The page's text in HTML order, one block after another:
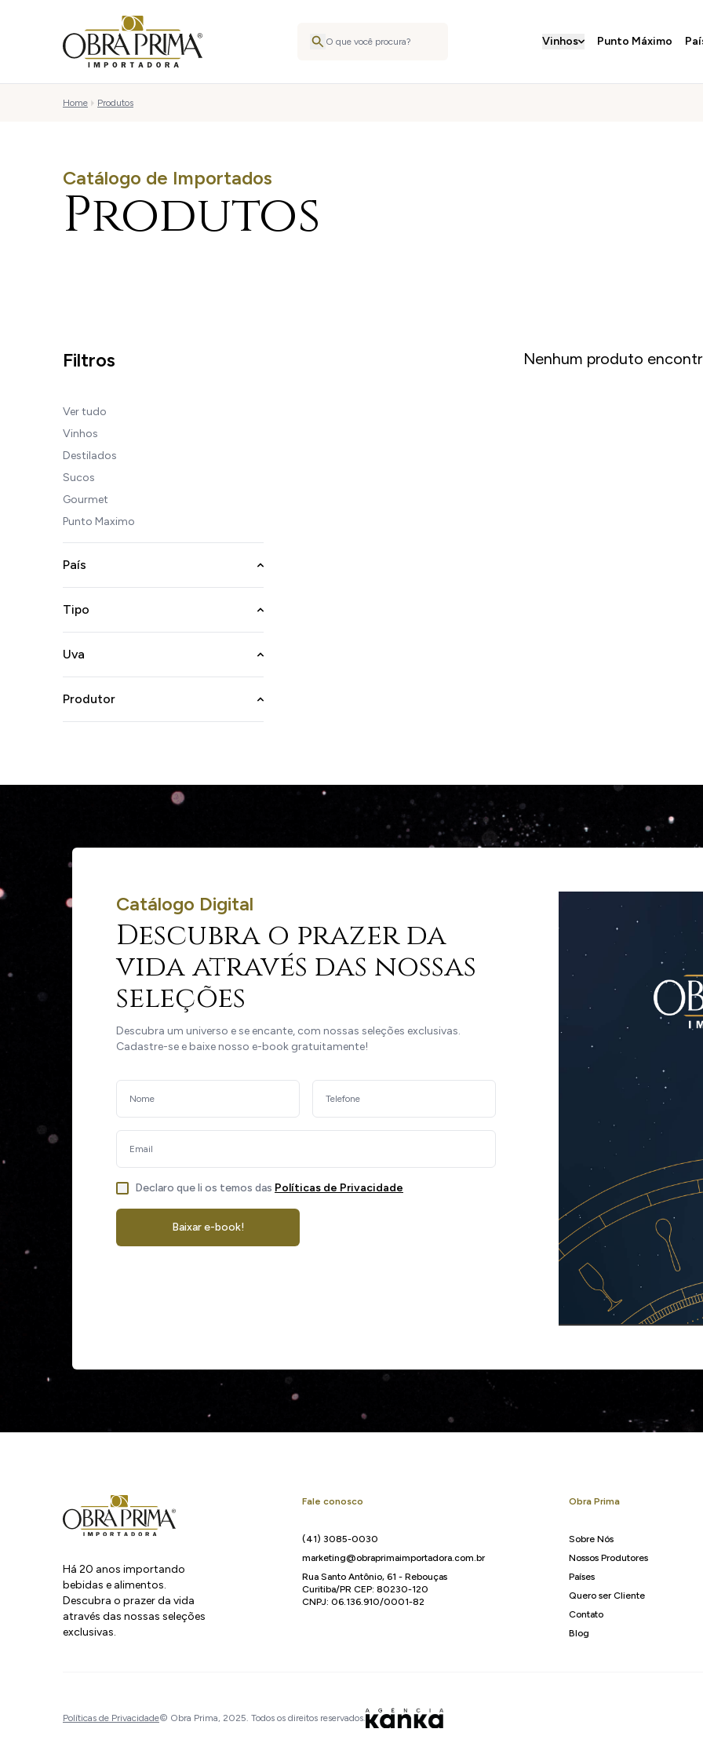
Vinhos Punto Máximo
Home Produtos
Catálogo de Importados
Produtos
Filtros
Ver tudo
Vinhos
Destilados
Sucos
Gourmet
Punto Maximo
País
Tipo
Uva
Produtor
Nenhum produto
Catálogo Digital
Descubra o prazer da
vida através das nossas
seleções
Descubra um universo e se encante, com nossas seleções exclusivas.
Cadastre-se e baixe nosso e-book gratuitamente!
Declaro que li os temos das Políticas de Privacidade
Baixar e-book!
Há 20 anos importando
bebidas e alimentos.
Descubra o prazer da vida
através das nossas seleções
exclusivas.
Fale conosco
(41) 3085-0030
marketing@obraprimaimportadora.com.br
Rua Santo Antônio, 61 - Rebouças
Curitiba/PR CEP: 80230-120
CNPJ: 06.136.910/0001-82
Obra Prima
Sobre Nós
Nossos Produtores
Países
Quero ser Cliente
Contato
Blog
Políticas de Privacidade© Obra Prima, 2025. Todos os direitos reservados.